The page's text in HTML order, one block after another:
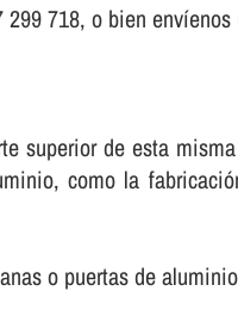
718, o bien
superior de esta
como la
o puertas de